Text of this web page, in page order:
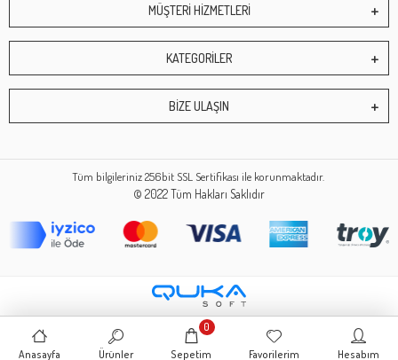
MÜŞTERİ HİZMETLERİ
KATEGORİLER
BİZE ULAŞIN
Tüm bilgileriniz 256bit SSL Sertifikası ile korunmaktadır.
© 2022Tüm Hakları Saklıdır
Anasayfa Ürünler Sepetim
0
Favorilerim Hesabım